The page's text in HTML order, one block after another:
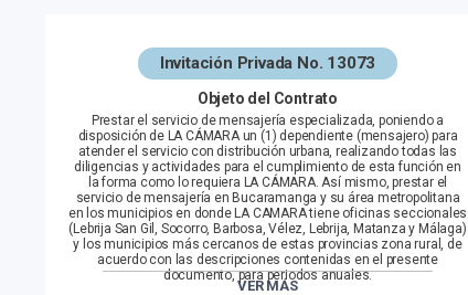
Invitación Privada No. 13073
Objeto del Contrato
Prestar el servicio de mensajería especializada, poniendo a
disposición de LA CÁMARA un (1) dependiente (mensajero) para
atender el servicio con distribución urbana, realizando todas las
diligencias y actividades para el cumplimiento de esta función en
la forma como lo requiera LA CÁMARA. Así mismo, prestar el
servicio de mensajería en Bucaramanga y su área metropolitana
en los municipios en donde LA CAMARA tiene oficinas seccionales
(Lebrija San Gil, Socorro, Barbosa, Vélez, Lebrija, Matanza y Málaga)
y los municipios más cercanos de estas provincias zona rural, de
acuerdo con las descripciones contenidas en el presente
documento, para periodos anuales.
VER MÁS